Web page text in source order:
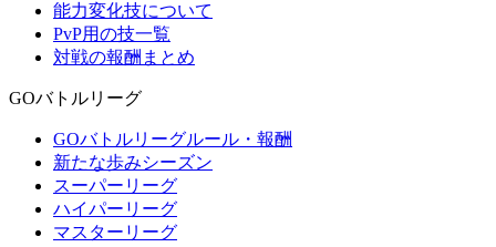
能力変化技について
PvP用の技一覧
対戦の報酬まとめ
GOバトルリーグ
GOバトルリーグルール・報酬
新たな歩みシーズン
スーパーリーグ
ハイパーリーグ
マスターリーグ